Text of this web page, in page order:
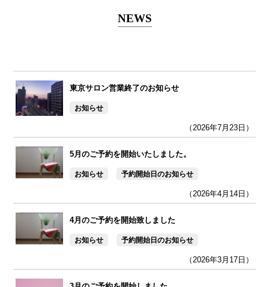
NEWS
東京サロン営業終了のお知らせ
お知らせ
（2026年7月23日）
5月のご予約を開始いたしました。
お知らせ 予約開始日のお知らせ
（2026年4月14日）
4月のご予約を開始致しました
お知らせ 予約開始日のお知らせ
（2026年3月17日）